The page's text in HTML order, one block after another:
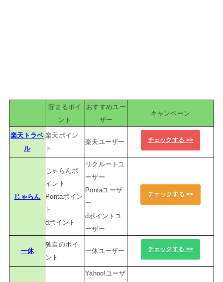
貯まるポイ
ント
おすすめユー
ザー
キャンペーン
楽天トラベ
ル
楽天ポイン
ト
楽天ユーザー チェックする >>
じゃらん
じゃらんポ
イント
Pontaポイン
ト
dポイント
リクルートユ
ーザー
Pontaユーザ
ー
dポイントユ
ーザー
チェックする >>
一休
独自のポイ
ント
一休ユーザー チェックする >>
Yahoo!ユーザ